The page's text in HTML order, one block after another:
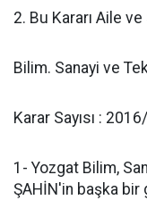
2. Bu Kararı Aile
Bilim. Sanayi ve
Karar Sayısı :
1- Yozgat Bilim,
ŞAHİN'in başka